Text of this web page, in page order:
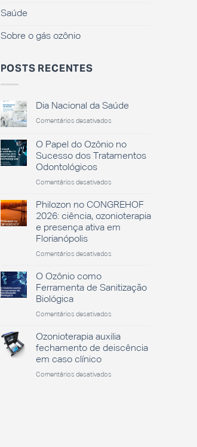
Saúde
Sobre o gás ozônio
POSTS RECENTES
Dia Nacional da Saúde
Comentários desativadosem
Saúde
O Papel do Ozônio no
Sucesso dos Tratamentos
Odontológicos
Comentários desativadosem
Papel
do
no
dos
Philozon no CONGREHOF
2026: ciência, ozonioterapia
e presença ativa em
Florianópolis
Comentários desativadosem
CONGREHOF
ozonioterapia
presença
ativa
O Ozônio como
Ferramenta de Sanitização
Biológica
Comentários desativadosem
Ozônio
como
Sanitização
Ozonioterapia auxilia
fechamento de deiscência
em caso clínico
Comentários desativadosem